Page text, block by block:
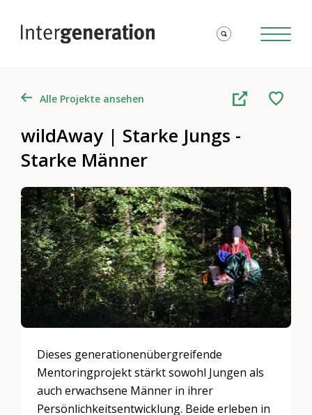
Alle Projekte ansehen
wildAway | Starke Jungs -
Starke Männer
Dieses generationenübergreifende
Mentoringprojekt stärkt sowohl Jungen als
auch erwachsene Männer in ihrer
Persönlichkeitsentwicklung. Beide erleben in